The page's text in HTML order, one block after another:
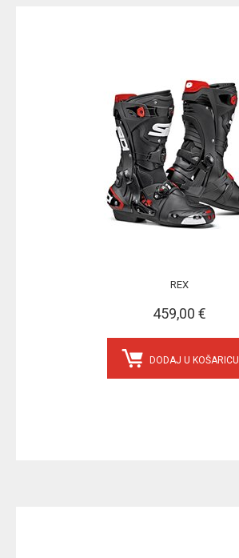
REX
459,00 €
DODAJ U KOŠARICU